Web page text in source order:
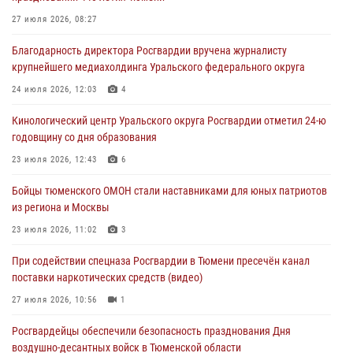
05 августа 2026, 05:22
виновника ДТП
05 августа 2026, 05:15
труженицу тыла из Тюмени
04 августа 2026, 11:07
условиях в Тюменской области (видео)
04 августа 2026, 06:28
27 июля 2026, 08:27
Благодарность директора Росгвардии вручена журналисту
крупнейшего медиахолдинга Уральского федерального округа
24 июля 2026, 12:03 4
Кинологический центр Уральского округа Росгвардии отметил 24-ю
годовщину со дня образования
23 июля 2026, 12:43 6
Бойцы тюменского ОМОН стали наставниками для юных патриотов
из региона и Москвы
23 июля 2026, 11:02 3
При содействии спецназа Росгвардии в Тюмени пресечён канал
поставки наркотических средств (видео)
27 июля 2026, 10:56 1
Росгвардейцы обеспечили безопасность празднования Дня
воздушно-десантных войск в Тюменской области